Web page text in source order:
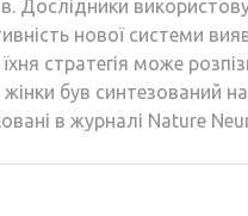
Дослідники
нової системи
стратегія може
був синтезований
в журналі Nature